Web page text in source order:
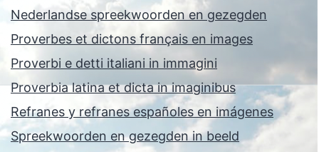
Nederlandse spreekwoorden en gezegden
Proverbes et dictons français en images
Proverbi e detti italiani in immagini
Proverbia latina et dicta in imaginibus
Refranes y refranes españoles en imágenes
Spreekwoorden en gezegden in beeld